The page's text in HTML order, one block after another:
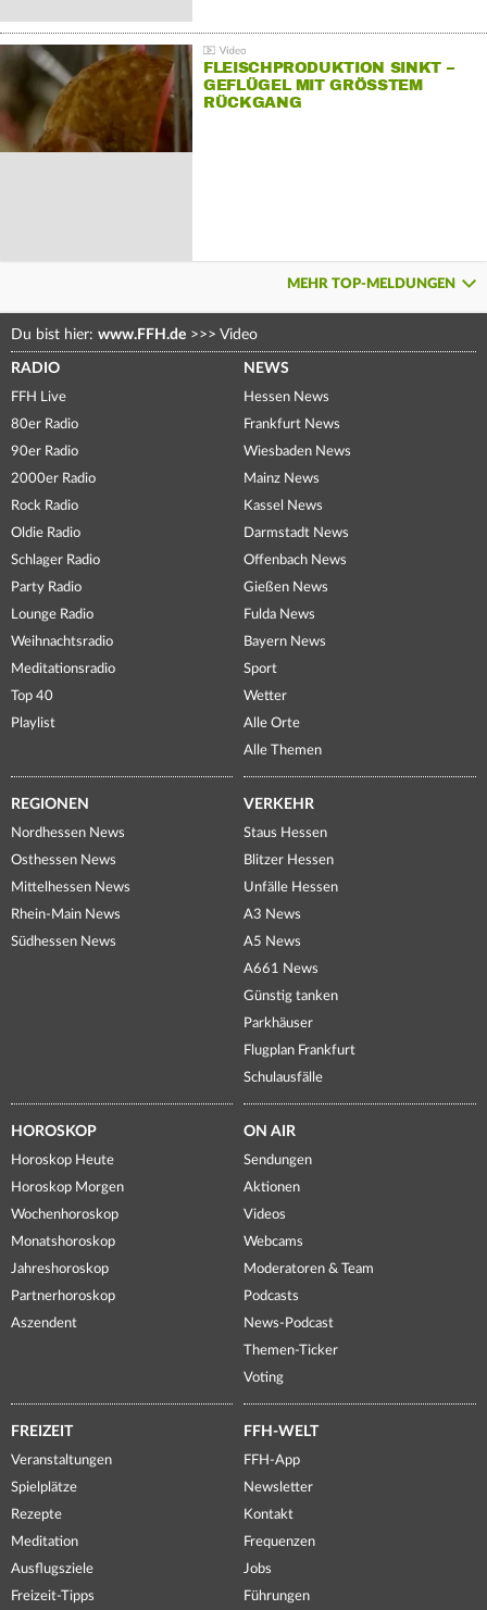
FLEISCHPRODUKTION SINKT –
GEFLÜGEL MIT GRÖSSTEM R
ÜCKGANG
MEHR TOP-MELDUNGEN
Du bist hier: www.FFH.de >>> Video
RADIO
FFH Live
80er Radio
90er Radio
2000er Radio
Rock Radio
Oldie Radio
Schlager Radio
Party Radio
Lounge Radio
Weihnachtsradio
Meditationsradio
Top 40
Playlist
NEWS
Hessen News
Frankfurt News
Wiesbaden News
Mainz News
Kassel News
Darmstadt News
Offenbach News
Gießen News
Fulda News
Bayern News
Sport
Wetter
Alle Orte
Alle Themen
REGIONEN
Nordhessen News
Osthessen News
Mittelhessen News
Rhein-Main News
Südhessen News
VERKEHR
Staus Hessen
Blitzer Hessen
Unfälle Hessen
A3 News
A5 News
A661 News
Günstig tanken
Parkhäuser
Flugplan Frankfurt
Schulausfälle
HOROSKOP
Horoskop Heute
Horoskop Morgen
Wochenhoroskop
Monatshoroskop
Jahreshoroskop
Partnerhoroskop
Aszendent
ON AIR
Sendungen
Aktionen
Videos
Webcams
Moderatoren & Team
Podcasts
News-Podcast
Themen-Ticker
Voting
FREIZEIT
Veranstaltungen
Spielplätze
Rezepte
Meditation
Ausflugsziele
Freizeit-Tipps
FFH-WELT
FFH-App
Newsletter
Kontakt
Frequenzen
Jobs
Führungen